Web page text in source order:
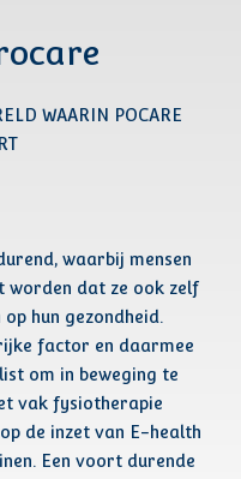
WAARIN POCARE
waarbij mensen
worden dat ze ook zelf
hun gezondheid.
factor en daarmee
om in beweging te
vak fysiotherapie
de inzet van E-health
Een voort durende